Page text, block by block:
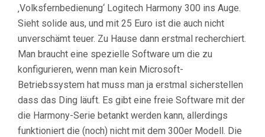
‚Volksfernbedienung‘ Logitech Harmony 300 ins Auge.
Sieht solide aus, und mit 25 Euro ist die auch nicht
unverschämt teuer. Zu Hause dann erstmal recherchiert.
Man braucht eine spezielle Software um die zu
konfigurieren, wenn man kein Microsoft-
Betriebssystem hat muss man ja erstmal sicherstellen
dass das Ding läuft. Es gibt eine freie Software mit der
die Harmony-Serie betankt werden kann, allerdings
funktioniert die (noch) nicht mit dem 300er Modell. Die